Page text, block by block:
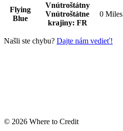
Flying
Blue
Vnútroštátny
Vnútroštátne
krajiny: FR
0 Miles
Našli ste chybu? Dajte nám vedieť!
© 2026 Where to Credit